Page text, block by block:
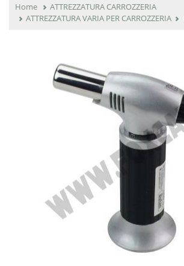
Home
ATTREZZATURA CARROZZERIA
ATTREZZATURA VARIA PER CARROZZERIA